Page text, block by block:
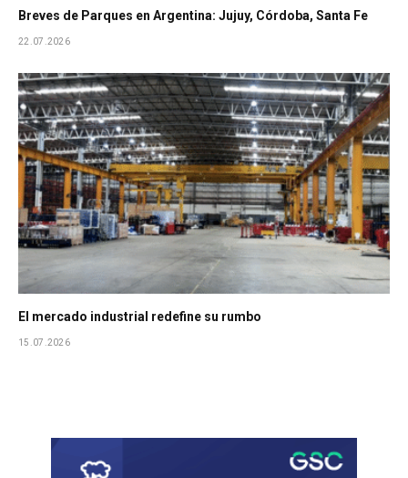
Breves de Parques en Argentina: Jujuy, Córdoba, Santa Fe
22.07.2026
El mercado industrial redefine su rumbo
15.07.2026